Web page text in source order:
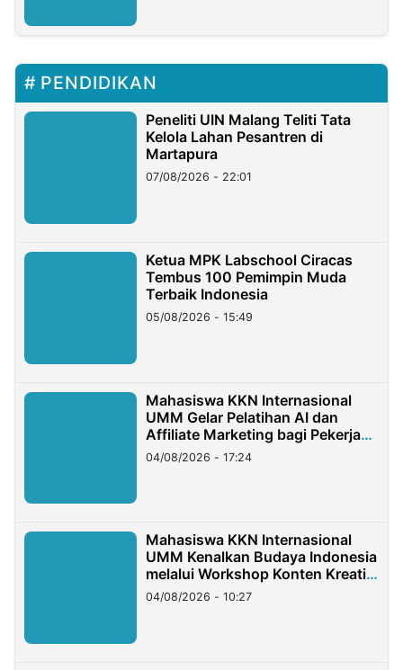
PENDIDIKAN
Peneliti UIN Malang Teliti Tata
Kelola Lahan Pesantren di
Martapura
07/08/2026 - 22:01
Ketua MPK Labschool Ciracas
Tembus 100 Pemimpin Muda
Terbaik Indonesia
05/08/2026 - 15:49
Mahasiswa KKN Internasional
UMM Gelar Pelatihan AI dan
Affiliate Marketing bagi Pekerja
Migran Indonesia di Taiwan
04/08/2026 - 17:24
Mahasiswa KKN Internasional
UMM Kenalkan Budaya Indonesia
melalui Workshop Konten Kreatif
di Taiwan
04/08/2026 - 10:27